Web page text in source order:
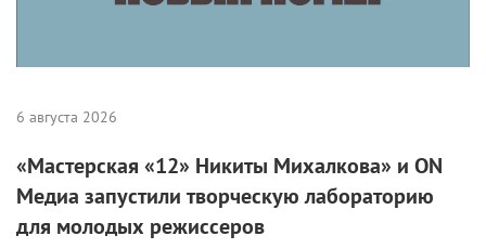
6 августа 2026
«Мастерская «12» Никиты Михалкова» и ON
Медиа запустили творческую лабораторию
для молодых режиссеров